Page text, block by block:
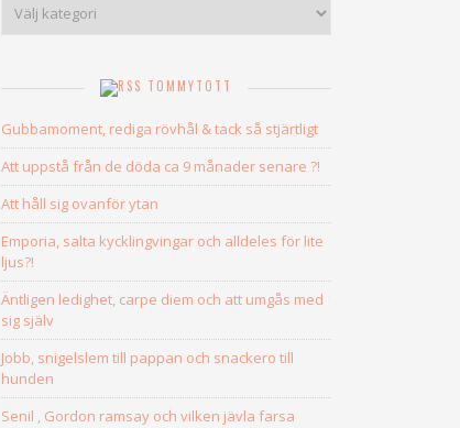
TOMMYTOTT
Gubbamoment, rediga rövhål & tack så stjärtligt
Att uppstå från de döda ca 9 månader senare ?!
Att håll sig ovanför ytan
Emporia, salta kycklingvingar och alldeles för lite
ljus?!
Äntligen ledighet, carpe diem och att umgås med
sig själv
Jobb, snigelslem till pappan och snackero till
hunden
Senil , Gordon ramsay och vilken jävla farsa